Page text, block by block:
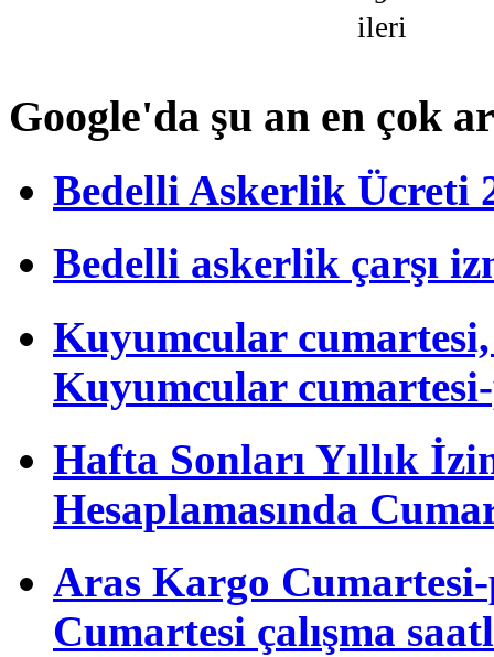
ileri
Google'da şu an en çok
Bedelli Askerlik Ücreti
Bedelli askerlik çarşı
Kuyumcular cumartesi,
Kuyumcular
Hafta Sonları Yıllık
Hesaplamasında
Aras Kargo Cumartesi-
Cumartesi çalışma